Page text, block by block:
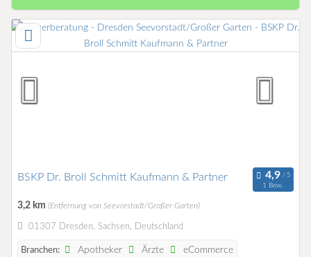
BSKP Dr. Broll Schmitt Kaufmann & Partner
1 Bew.
3,2 km (Entfernung von Seevorstadt/Großer Garten)
01307 Dresden, Sachsen, Deutschland
Branchen: Apotheker Ärzte eCommerce